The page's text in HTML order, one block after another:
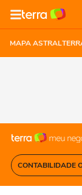
MAPA ASTRAL
CONTABILIDADE